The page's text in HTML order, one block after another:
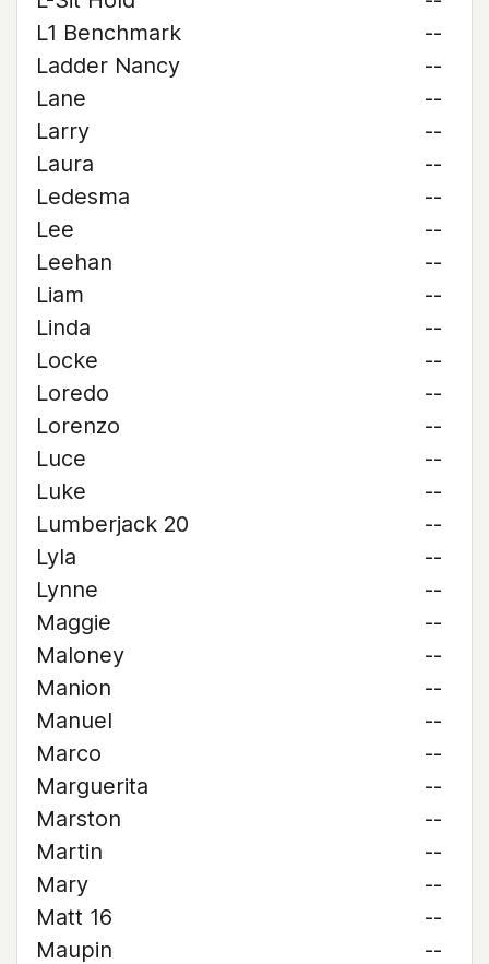
L1 Benchmark
--
Ladder Nancy
--
Lane
--
Larry
--
Laura
--
Ledesma
--
Lee
--
Leehan
--
Liam
--
Linda
--
Locke
--
Loredo
--
Lorenzo
--
Luce
--
Luke
--
Lumberjack 20
--
Lyla
--
Lynne
--
Maggie
--
Maloney
--
Manion
--
Manuel
--
Marco
--
Marguerita
--
Marston
--
Martin
--
Mary
--
Matt 16
--
Maupin
--